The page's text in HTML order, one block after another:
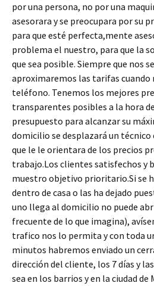
por una persona, no por una
asesorara y se preocupara por su
para que esté perfecta,mente
problema el nuestro, para que la
que sea posible. Siempre que nos
aproximaremos las tarifas
teléfono. Tenemos los mejores
transparentes posibles a la hora
presupuesto para alcanzar su
domicilio se desplazará un
que le le orientara de los precios
trabajo.Los clientes satisfechos y
muestro objetivo prioritario.Si se
dentro de casa o las ha dejado
uno llega al domicilio no puede
frecuente de lo que imagina),
trafico nos lo permita y con toda
minutos habremos enviado un
dirección del cliente, los 7 días y
sea en los barrios y en la ciudad